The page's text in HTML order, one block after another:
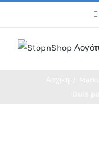
content